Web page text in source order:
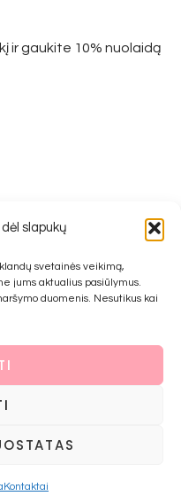
slapukų
svetainės veikimą,
jums aktualius pasiūlymus.
duomenis. Nesutikus kai
Kontaktai
ir gaukite 10% nuolaidą